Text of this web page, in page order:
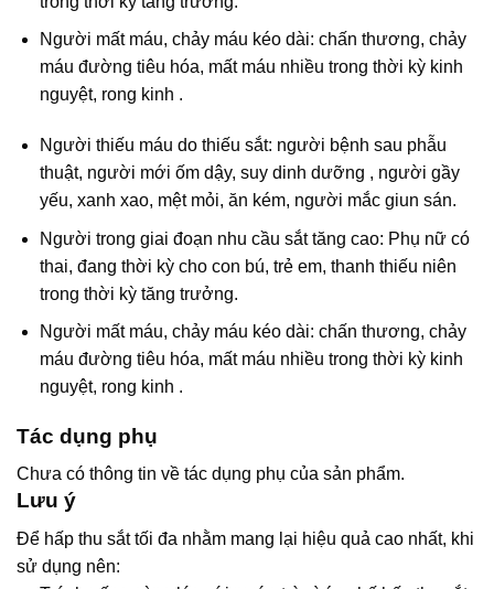
Người mất máu, chảy máu kéo dài: chấn thương, chảy
máu đường tiêu hóa, mất máu nhiều trong thời kỳ kinh
nguyệt, rong kinh .
Người thiếu máu do thiếu sắt: người bệnh sau phẫu
thuật, người mới ốm dậy, suy dinh dưỡng , người gầy
yếu, xanh xao, mệt mỏi, ăn kém, người mắc giun sán.
Người trong giai đoạn nhu cầu sắt tăng cao: Phụ nữ có
thai, đang thời kỳ cho con bú, trẻ em, thanh thiếu niên
trong thời kỳ tăng trưởng.
Người mất máu, chảy máu kéo dài: chấn thương, chảy
máu đường tiêu hóa, mất máu nhiều trong thời kỳ kinh
nguyệt, rong kinh .
Tác dụng phụ
Chưa có thông tin về tác dụng phụ của sản phẩm.
Lưu ý
Để hấp thu sắt tối đa nhằm mang lại hiệu quả cao nhất, khi
sử dụng nên: